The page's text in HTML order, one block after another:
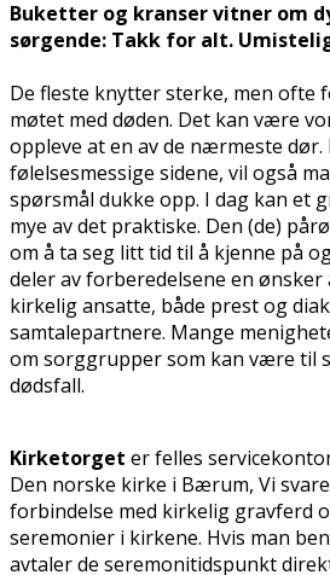
Buketter og kranser vitner om
sørgende: Takk for alt.
De fleste knytter sterke, men ofte
møtet med døden. Det kan være
oppleve at en av de nærmeste dør.
følelsesmessige sidene, vil også
spørsmål dukke opp. I dag kan et
mye av det praktiske. Den (de)
om å ta seg litt tid til å kjenne på
deler av forberedelsene en ønsker
kirkelig ansatte, både prest og
samtalepartnere. Mange
om sorggrupper som kan være til
dødsfall.
Kirketorget er felles
Den norske kirke i Bærum, Vi
forbindelse med kirkelig gravferd
seremonier i kirkene. Hvis man
avtaler de seremonitidspunkt